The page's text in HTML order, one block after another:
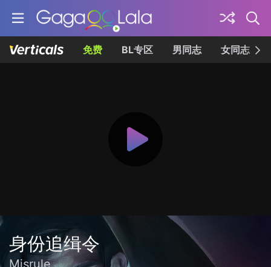
免费 BL专区 男同志 女同志
身份追缉令
Misrule